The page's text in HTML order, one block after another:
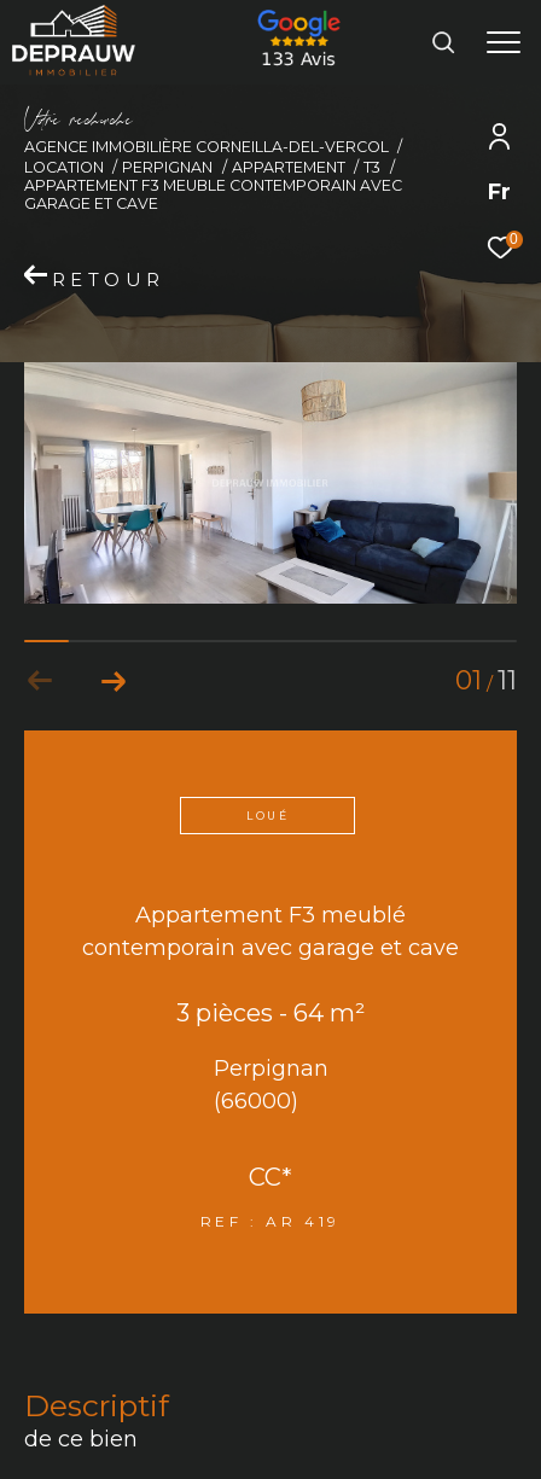
Fr
0
Vore recece
AGENCE IMMOBILIÈRE CORNEILLA-DEL-VERCOL
LOCATION
PERPIGNAN APPARTEMENT
T3
APPARTEMENT F3 MEUBLE CONTEMPORAIN AVEC
GARAGE ET CAVE
RETOUR
01 /11
LOUÉ
Appartement F3 meublé
contemporain avec garage et cave
3 pièces - 64 m²
Perpignan
(66000)
CC*
REF : AR 419
descriptif
de ce bien